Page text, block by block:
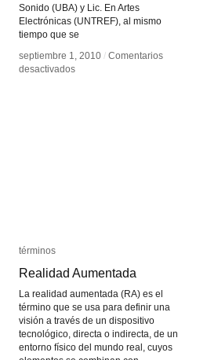
Sonido (UBA) y Lic. En Artes
Electrónicas (UNTREF), al mismo
tiempo que se
septiembre 1, 2010 / Comentarios
desactivadosen
septiembre 1, 2010 / Comentarios
desactivadosen
términos
Realidad Aumentada
La realidad aumentada (RA) es el
término que se usa para definir una
visión a través de un dispositivo
tecnológico, directa o indirecta, de un
entorno físico del mundo real, cuyos
términos
Realidad Aumentada